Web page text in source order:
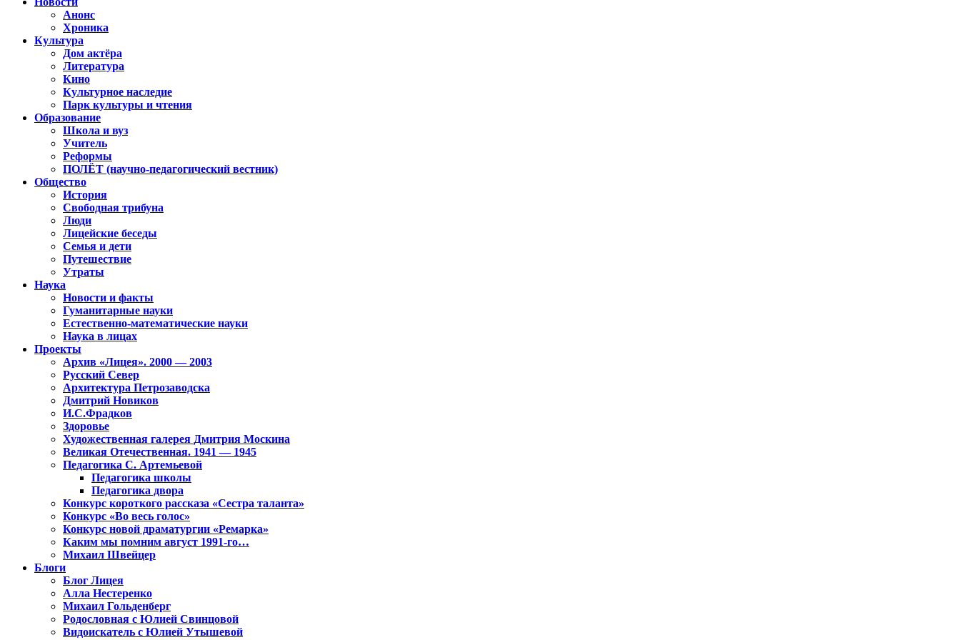
Анонс
Хроника
Культура
Дом актёра
Литература
Кино
Культурное наследие
Парк культуры и чтения
Образование
Школа и вуз
Учитель
Реформы
ПОЛЁТ (научно-педагогический вестник)
Общество
История
Свободная трибуна
Люди
Лицейские беседы
Семья и дети
Путешествие
Утраты
Наука
Новости и факты
Гуманитарные науки
Естественно-математические науки
Наука в лицах
Проекты
Архив «Лицея». 2000 — 2003
Русский Север
Архитектура Петрозаводска
Дмитрий Новиков
И.С.Фрадков
Здоровье
Художественная галерея Дмитрия Москина
Великая Отечественная. 1941 — 1945
Педагогика С. Артемьевой
Педагогика школы
Педагогика двора
Конкурс короткого рассказа «Сестра таланта»
Конкурс «Во весь голос»
Конкурс новой драматургии «Ремарка»
Каким мы помним август 1991-го…
Михаил Швейцер
Блоги
Блог Лицея
Алла Нестеренко
Михаил Гольденберг
Родословная с Юлией Свинцовой
Видоискатель с Юлией Утышевой